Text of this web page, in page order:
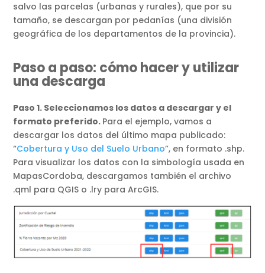
salvo las parcelas (urbanas y rurales), que por su
tamaño, se descargan por pedanías (una división
geográfica de los departamentos de la provincia).
Paso a paso: cómo hacer y utilizar
una descarga
Paso 1. Seleccionamos los datos a descargar y el
formato preferido. Para el ejemplo, vamos a
descargar los datos del último mapa publicado:
“Cobertura y Uso del Suelo Urbano”, en formato .shp.
Para visualizar los datos con la simbología usada en
MapasCordoba, descargamos también el archivo
.qml para QGIS o .lry para ArcGIS.